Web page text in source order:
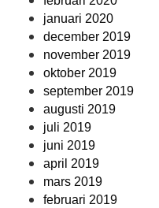
januari 2020
december 2019
november 2019
oktober 2019
september 2019
augusti 2019
juli 2019
juni 2019
april 2019
mars 2019
februari 2019